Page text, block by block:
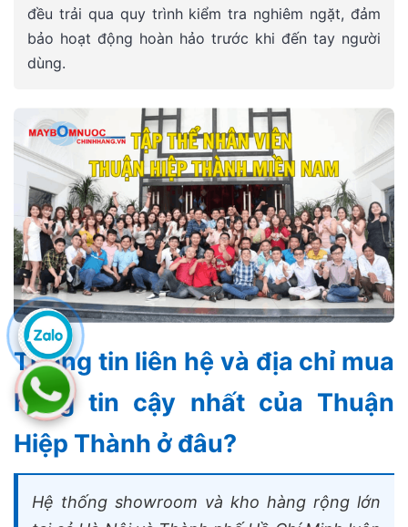
đều trải qua quy trình kiểm tra nghiêm ngặt, đảm
bảo hoạt động hoàn hảo trước khi đến tay người
dùng.
Thông tin liên hệ và địa chỉ mua
hàng tin cậy nhất của Thuận
Hiệp Thành ở đâu?
Hệ thống showroom và kho hàng rộng lớn